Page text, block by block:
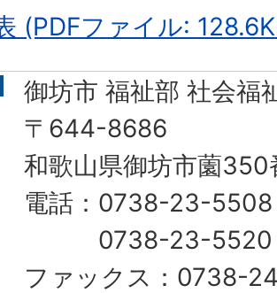
(PDFファイル:
御坊市 福祉部 社会福
〒644-8686
和歌山県御坊市薗350
電話：0738-23-5508
0738-23-5520（
ファックス：0738-